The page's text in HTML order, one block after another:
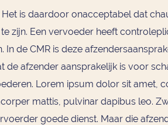
is daardoor onacceptabel dat
zijn. Een vervoeder heeft
In de CMR is deze
de afzender aansprakelijk is voor
Lorem ipsum dolor sit amet,
mattis, pulvinar dapibus leo.
goede dienst. Maar die